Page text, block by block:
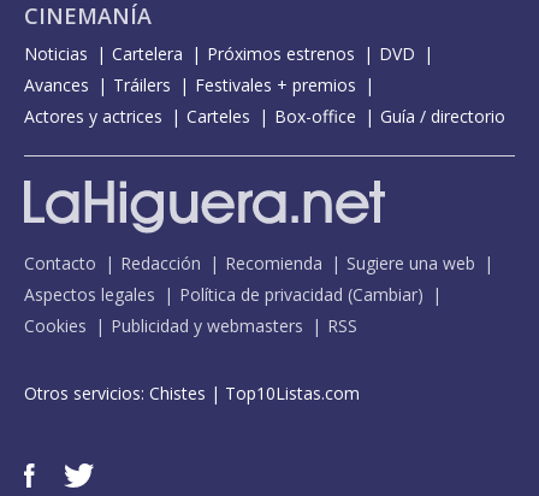
CINEMANÍA
Noticias Cartelera Próximos estrenos
DVD
Avances
Tráilers
Festivales + premios
Actores y actrices
Carteles Box-office Guía / directorio
Contacto Redacción Recomienda
Sugiere una web
Aspectos legales
Política de privacidad (Cambiar)
Cookies
Publicidad y webmasters RSS
Otros servicios: Chistes | Top10Listas.com